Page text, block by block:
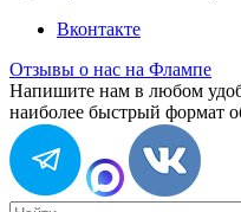
Вконтакте
Отзывы о нас на Флампе
Напишите нам в любом
наиболее быстрый формат